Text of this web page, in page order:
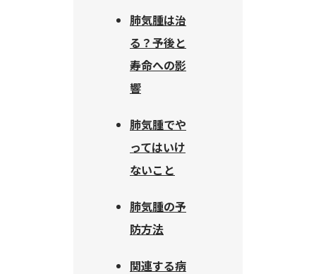
肺気腫は治
る？予後と
寿命への影
響
肺気腫でや
ってはいけ
ないこと
肺気腫の予
防方法
関連する病